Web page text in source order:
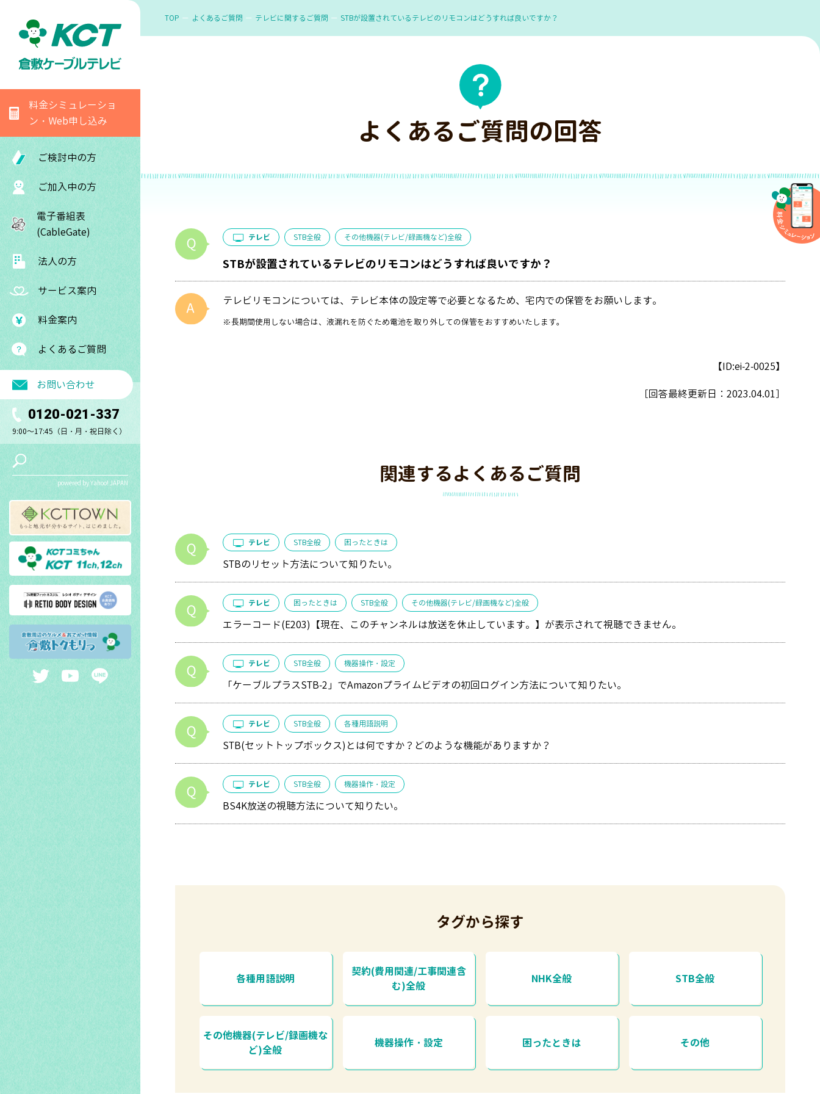
料金シミュレーショ
ン・Web申し込み
ご検討中の方
ご加入中の方
電子番組表
(CableGate)
法人の方
サービス案内
料金案内
よくあるご質問
お問い合わせ
0120-021-337
9:00～17:45（日・月・祝日除く）
powered by Yahoo! JAPAN
TOP よくあるご質問 テレビに関するご質問 STBが設置されているテレビのリモコンはどうすれば良いですか？
よくあるご質問の回答
テレビ STB全般 その他機器(テレビ/録画機など)全般
STBが設置されているテレビのリモコンはどうすれば良いですか？
テレビリモコンについては、テレビ本体の設定等で必要となるため、宅内での保管をお願いします。
※長期間使用しない場合は、液漏れを防ぐため電池を取り外しての保管をおすすめいたします。
【ID:ei-2-0025】
［回答最終更新日： 2023.04.01］
関連するよくあるご質問
テレビ STB全般 困ったときは
STBのリセット方法について知りたい。
テレビ 困ったときは STB全般 その他機器(テレビ/録画機など)全般
エラーコード(E203)【現在、このチャンネルは放送を休止しています。】が表示されて視聴できません。
テレビ STB全般 機器操作・設定
「ケーブルプラスSTB-2」でAmazonプライムビデオの初回ログイン方法について知りたい。
テレビ STB全般 各種用語説明
STB(セットトップボックス)とは何ですか？どのような機能がありますか？
テレビ STB全般 機器操作・設定
BS4K放送の視聴方法について知りたい。
タグから探す
各種用語説明
契約(費用関連/工事関連含
む)全般
NHK全般 STB全般
その他機器(テレビ/録画機な
ど)全般
機器操作・設定 困ったときは その他